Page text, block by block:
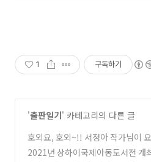
1 구독하기
'출판일기' 카테고리의 다른 글
호외요, 호외~!! 서정아 작가님이
을 수상하셨대요!! (1)
2021년 상하이국제아동도서전 개